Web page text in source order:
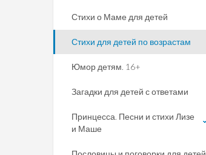
Стихи о Маме для детей
Стихи для детей по возрастам
Юмор детям. 16+
Загадки для детей с ответами
Принцесса. Песни и стихи Лизе
и Маше